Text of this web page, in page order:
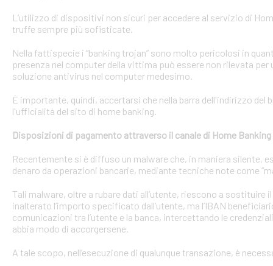
L’utilizzo di dispositivi non sicuri per accedere al servizio di
truffe sempre più sofisticate.
Nella fattispecie i “banking trojan” sono molto pericolosi in
presenza nel computer della vittima può essere non rilevata
soluzione antivirus nel computer medesimo.
È importante, quindi, accertarsi che nella barra dell'indirizzo
l'ufficialità del sito di home banking.
Disposizioni di pagamento attraverso il canale di Home Banking
Recentemente si è diffuso un malware che, in maniera silente,
denaro da operazioni bancarie, mediante tecniche note come
Tali malware, oltre a rubare dati all’utente, riescono a
inalterato l’importo specificato dall’utente, ma l’IBAN
comunicazioni tra l’utente e la banca, intercettando le
abbia modo di accorgersene.
A tale scopo, nell’esecuzione di qualunque transazione, è